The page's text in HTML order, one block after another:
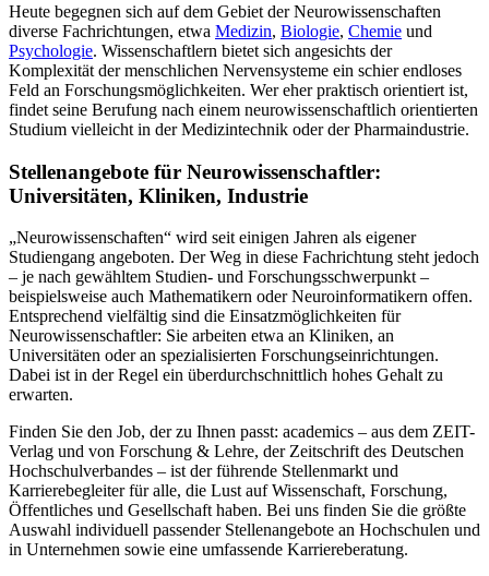
Heute begegnen sich auf dem Gebiet der Neurowissenschaften
diverse Fachrichtungen, etwa Medizin, Biologie, Chemie und
Psychologie. Wissenschaftlern bietet sich angesichts der
Komplexität der menschlichen Nervensysteme ein schier endloses
Feld an Forschungsmöglichkeiten. Wer eher praktisch orientiert ist,
findet seine Berufung nach einem neurowissenschaftlich orientierten
Studium vielleicht in der Medizintechnik oder der Pharmaindustrie.
Stellenangebote für Neurowissenschaftler:
Universitäten, Kliniken, Industrie
„Neurowissenschaften“ wird seit einigen Jahren als eigener
Studiengang angeboten. Der Weg in diese Fachrichtung steht jedoch
– je nach gewähltem Studien- und Forschungsschwerpunkt –
beispielsweise auch Mathematikern oder Neuroinformatikern offen.
Entsprechend vielfältig sind die Einsatzmöglichkeiten für
Neurowissenschaftler: Sie arbeiten etwa an Kliniken, an
Universitäten oder an spezialisierten Forschungseinrichtungen.
Dabei ist in der Regel ein überdurchschnittlich hohes Gehalt zu
erwarten.
Finden Sie den Job, der zu Ihnen passt: academics – aus dem ZEIT-
Verlag und von Forschung & Lehre, der Zeitschrift des Deutschen
Hochschulverbandes – ist der führende Stellenmarkt und
Karrierebegleiter für alle, die Lust auf Wissenschaft, Forschung,
Öffentliches und Gesellschaft haben. Bei uns finden Sie die größte
Auswahl individuell passender Stellenangebote an Hochschulen und
in Unternehmen sowie eine umfassende Karriereberatung.